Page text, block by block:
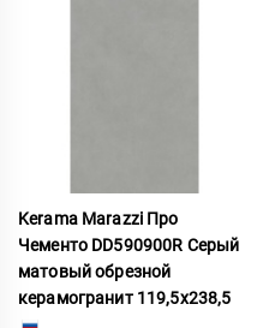
Kerama Marazzi Про
Чементо DD590900R Серый
матовый обрезной
керамогранит 119,5x238,5